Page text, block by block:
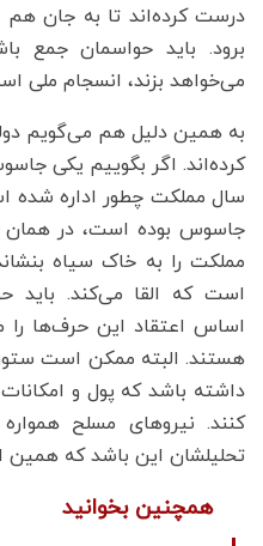
درست کرده‌اند تا به جان هم
برود. باید حواسمان جمع
می‌خواهد بزند، انسجام ملی
به همین دلیل هم می‌گویم
کرده‌اند. اگر بگوییم یکی
سال مملکت چطور اداره شده
جاسوس بوده است، در
مملکت را به خاک سیاه
است که القا می‌کند. باید
اساس اعتقاد این حرف‌ها را
هستند. البته ممکن است
داشته باشد که پول و
کنند. نیروهای مسلح
تحلیلشان این باشد که
همچنین بخوانید